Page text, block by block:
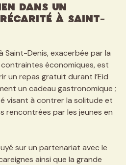
dans un
à Saint-
Denis, exacerbée par la
économiques, est
un repas gratuit durant l’Eid
un cadeau gastronomique ;
visant à contrer la solitude et
rencontrées par les jeunes en
sur un partenariat avec le
ainsi que la grande